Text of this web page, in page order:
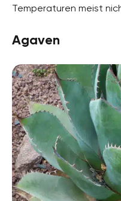
Temperaturen meist
Agaven